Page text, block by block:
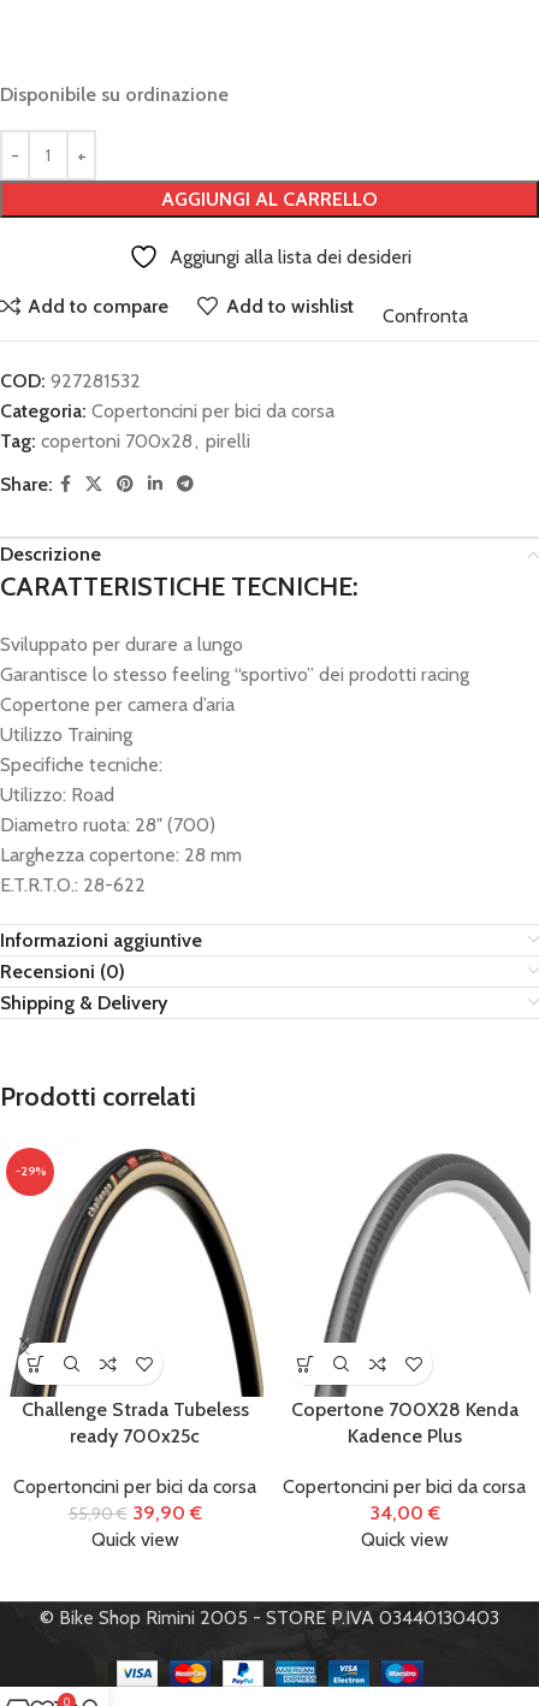
Disponibile su ordinazione
AGGIUNGI AL CARRELLO
Aggiungi alla lista dei desideri
Add to compare Add to wishlist Confronta
COD: 927281532
Categoria: Copertoncini per bici da corsa
Tag: copertoni 700x28, pirelli
Share:
Descrizione
CARATTERISTICHE TECNICHE:
Sviluppato per durare a lungo
Garantisce lo stesso feeling “sportivo” dei prodotti racing
Copertone per camera d’aria
Utilizzo Training
Specifiche tecniche:
Utilizzo: Road
Diametro ruota: 28″ (700)
Larghezza copertone: 28 mm
E.T.R.T.O.: 28-622
Informazioni aggiuntive
Recensioni (0)
Shipping & Delivery
Prodotti correlati
-29%
Challenge Strada Tubeless
ready 700x25c
Copertoncini per bici da corsa
55,90€ 39,90€
Quick view
Copertone 700X28 Kenda
Kadence Plus
Copertoncini per bici da corsa
34,00€
Quick view
© Bike Shop Rimini 2005 - STORE P.IVA 03440130403
0